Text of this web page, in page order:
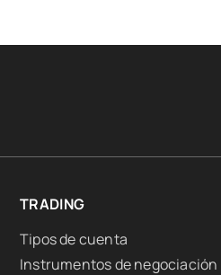
TRADING
Tipos de cuenta
Instrumentos de negociación